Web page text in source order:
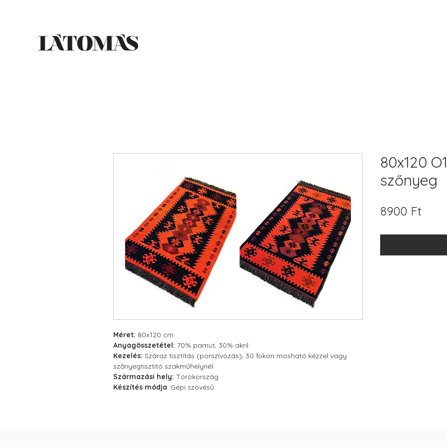
Méret: 80x120 cm
Anyagösszetétel: 70% pamut, 30% akril
Kezelés: Száraz tisztítás (porszívózás), 30 fokon mosható kézzel vagy
szőnyegtisztító szakműhelynél
Származási hely: Törökország
Készítés módja: Gépi szövésű
80x120
szőnyeg
8900 FtÁr